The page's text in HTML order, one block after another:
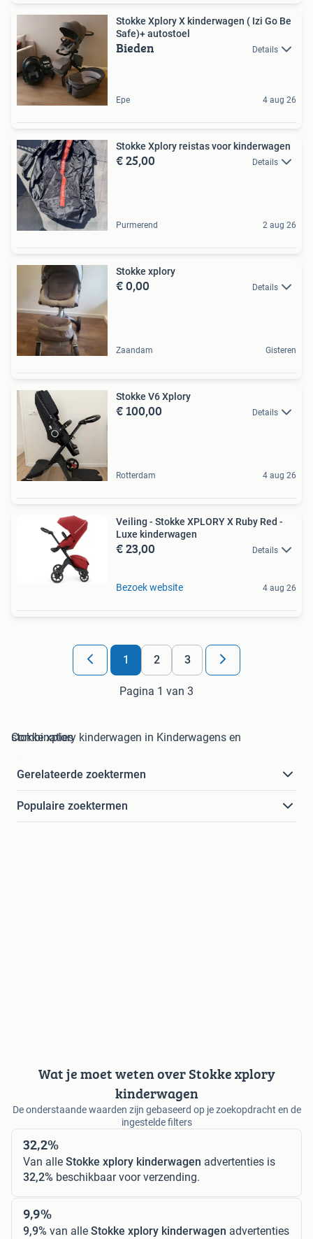
Stokke Xplory X kinderwagen ( Izi Go Be
Safe)+ autostoel
Bieden Details
Epe 4 aug 26
Stokke Xplory reistas voor kinderwagen
€ 25,00 Details
Purmerend 2 aug 26
Stokke xplory
€ 0,00 Details
Zaandam Gisteren
Stokke V6 Xplory
€ 100,00 Details
Rotterdam 4 aug 26
Veiling - Stokke XPLORY X Ruby Red -
Luxe kinderwagen
€ 23,00 Details
Bezoek website 4 aug 26
1 2 3
Pagina 1 van 3
stokke xplory kinderwagen in Kinderwagens en Combinaties
Gerelateerde zoektermen
Populaire zoektermen
Wat je moet weten over Stokke xplory
kinderwagen
De onderstaande waarden zijn gebaseerd op je zoekopdracht en de
ingestelde filters
32,2%
Van alle Stokke xplory kinderwagen advertenties is
32,2% beschikbaar voor verzending.
9,9%
9,9% van alle Stokke xplory kinderwagen advertenties